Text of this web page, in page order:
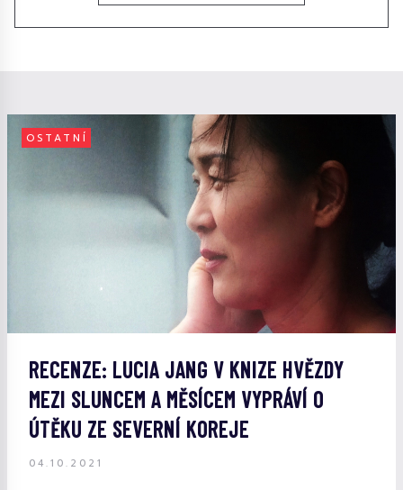
OSTATNÍ
RECENZE: LUCIA JANG V KNIZE HVĚZDY
MEZI SLUNCEM A MĚSÍCEM VYPRÁVÍ O
ÚTĚKU ZE SEVERNÍ KOREJE
04.10.2021